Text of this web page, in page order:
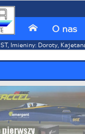
⌂ O nas
Imieniny: Doroty,